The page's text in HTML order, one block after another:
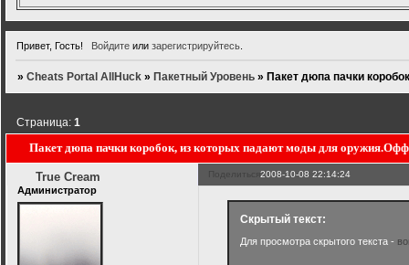
Привет, Гость! Войдитеили зарегистрируйтесь.
»Cheats Portal AllHuck » Пакетный Уровень » Пакет дюпа пачки
Пакет дюпа пачки коробок, из которых падают моды для
Страница:1
Поделиться2008-10-08 22:14:24
True Cream
Администратор
Скрытый текст:
Для просмотра скрытого текста -